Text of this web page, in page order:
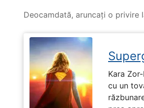
Deocamdată, aruncați o privire
Kara
cu un